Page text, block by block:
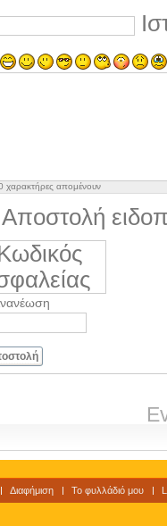
χαρακτήρες απομένουν
Αποστολή
Διαφήμιση Το φυλλάδιό μου